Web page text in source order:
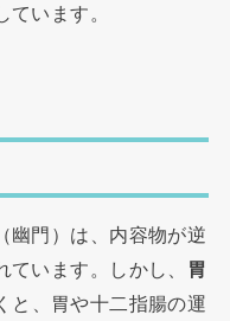
います。
幽門）は、内容物が逆
います。しかし、
胃
と、胃や十二指腸の運